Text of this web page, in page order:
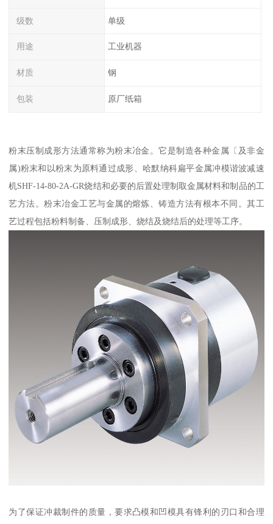
级数 单级
用途 工业机器
材质 钢
包装 原厂纸箱
粉末压制成形方法通常称为粉末冶金。它是制造各种金属〔及非金
属)粉末和以粉末为原料通过成形、哈默纳科扁平金属冲模谐波减速
机SHF-14-80-2A-GR烧结和必要的后置处理制取金属材料和制品的工
艺方法。粉末冶金工艺与金属的熔炼、铸造方法有根本不同。其工
艺过程包括粉料制备、压制成形、烧结及烧结后的处理等工序。
为了保证冲裁制件的质量，要求凸模和凹模具有锋利的刃口和合理